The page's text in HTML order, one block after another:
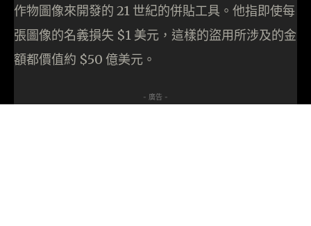
作物圖像來開發的 21 世紀的併貼工具。他指即使每
張圖像的名義損失 $1 美元，這樣的盜用所涉及的金
額都價值約 $50 億美元。
- 廣告 -